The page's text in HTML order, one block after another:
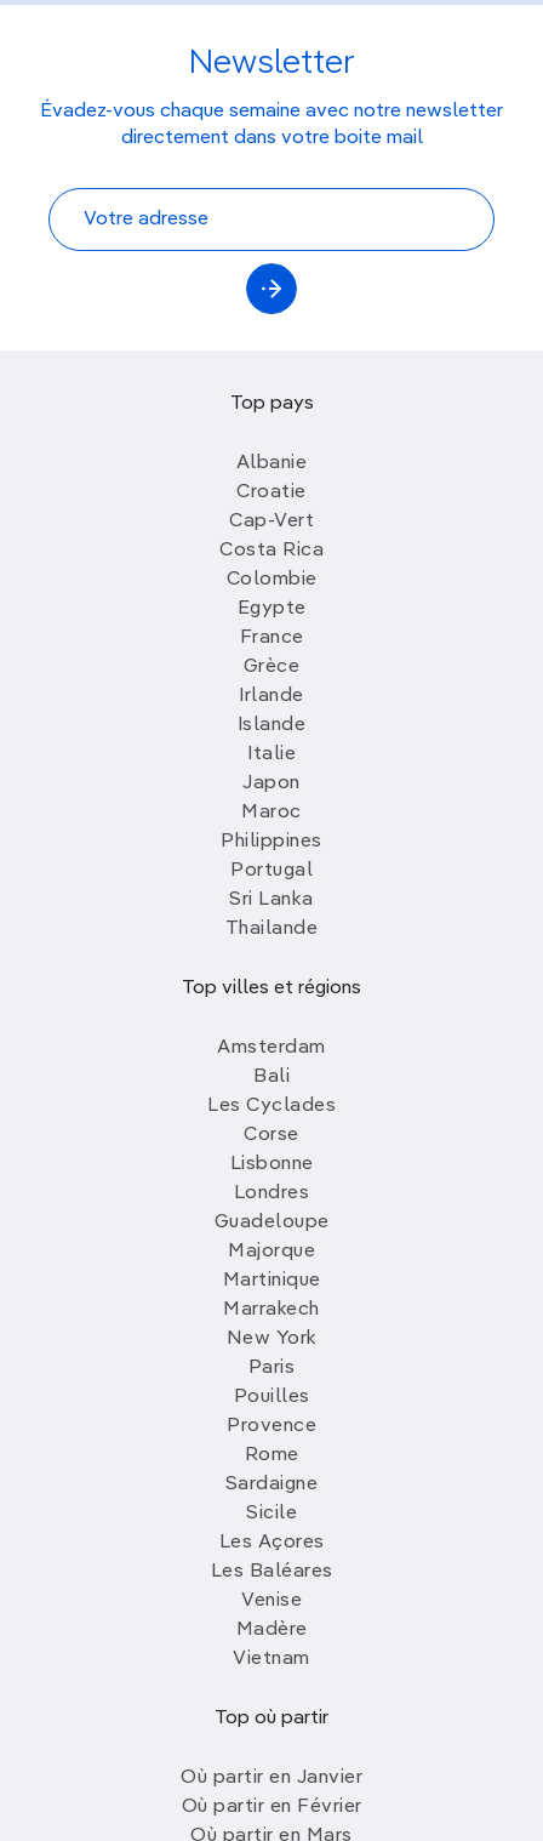
Newsletter
Évadez-vous chaque semaine avec notre newsletter
directement dans votre boite mail
Top pays
Albanie
Croatie
Cap-Vert
Costa Rica
Colombie
Egypte
France
Grèce
Irlande
Islande
Italie
Japon
Maroc
Philippines
Portugal
Sri Lanka
Thailande
Top villes et régions
Amsterdam
Bali
Les Cyclades
Corse
Lisbonne
Londres
Guadeloupe
Majorque
Martinique
Marrakech
New York
Paris
Pouilles
Provence
Rome
Sardaigne
Sicile
Les Açores
Les Baléares
Venise
Madère
Vietnam
Top où partir
Où partir en Janvier
Où partir en Février
Où partir en Mars